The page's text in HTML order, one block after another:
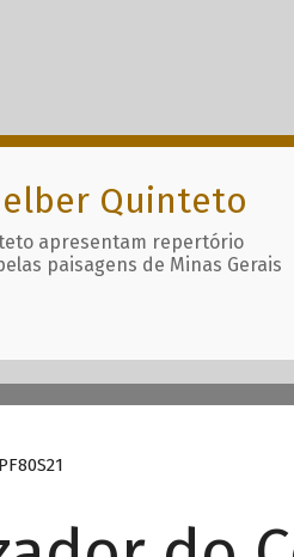
Quinteto
apresentam repertório
paisagens de Minas Gerais